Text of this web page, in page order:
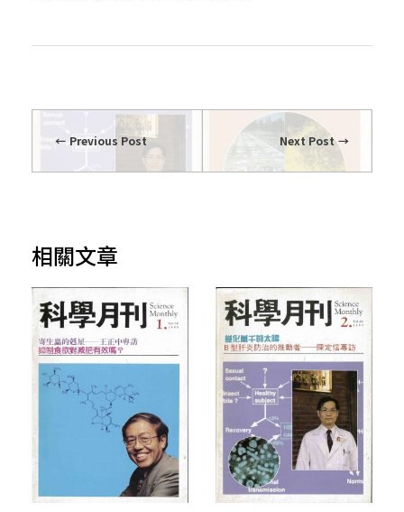
Previous Post Next Post
相關文章